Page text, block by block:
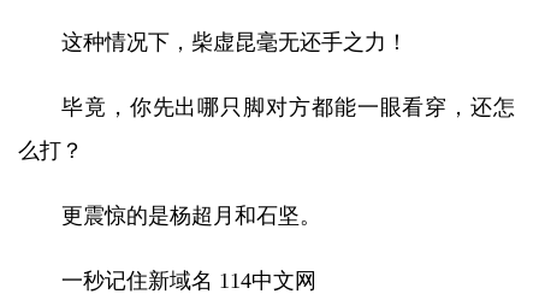
这种情况下，柴虚昆毫无还手之力！
毕竟，你先出哪只脚对方都能一眼看穿，还怎
么打？
更震惊的是杨超月和石坚。
一秒记住新域名 114中文网